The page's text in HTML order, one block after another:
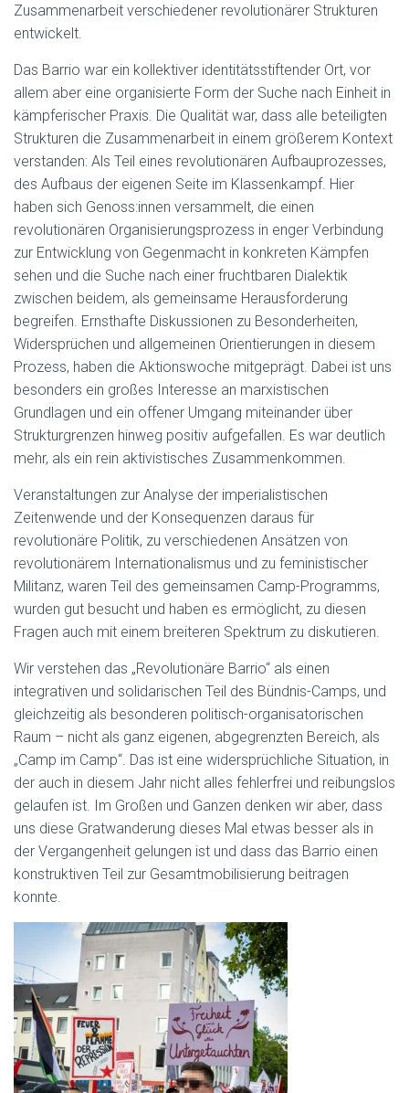
Zusammenarbeit verschiedener revolutionärer Strukturen
entwickelt.
Das Barrio war ein kollektiver identitätsstiftender Ort, vor
allem aber eine organisierte Form der Suche nach Einheit in
kämpferischer Praxis. Die Qualität war, dass alle beteiligten
Strukturen die Zusammenarbeit in einem größerem Kontext
verstanden: Als Teil eines revolutionären Aufbauprozesses,
des Aufbaus der eigenen Seite im Klassenkampf. Hier
haben sich Genoss:innen versammelt, die einen
revolutionären Organisierungsprozess in enger Verbindung
zur Entwicklung von Gegenmacht in konkreten Kämpfen
sehen und die Suche nach einer fruchtbaren Dialektik
zwischen beidem, als gemeinsame Herausforderung
begreifen. Ernsthafte Diskussionen zu Besonderheiten,
Widersprüchen und allgemeinen Orientierungen in diesem
Prozess, haben die Aktionswoche mitgeprägt. Dabei ist uns
besonders ein großes Interesse an marxistischen
Grundlagen und ein offener Umgang miteinander über
Strukturgrenzen hinweg positiv aufgefallen. Es war deutlich
mehr, als ein rein aktivistisches Zusammenkommen.
Veranstaltungen zur Analyse der imperialistischen
Zeitenwende und der Konsequenzen daraus für
revolutionäre Politik, zu verschiedenen Ansätzen von
revolutionärem Internationalismus und zu feministischer
Militanz, waren Teil des gemeinsamen Camp-Programms,
wurden gut besucht und haben es ermöglicht, zu diesen
Fragen auch mit einem breiteren Spektrum zu diskutieren.
Wir verstehen das „Revolutionäre Barrio“ als einen
integrativen und solidarischen Teil des Bündnis-Camps, und
gleichzeitig als besonderen politisch-organisatorischen
Raum – nicht als ganz eigenen, abgegrenzten Bereich, als
„Camp im Camp“. Das ist eine widersprüchliche Situation, in
der auch in diesem Jahr nicht alles fehlerfrei und reibungslos
gelaufen ist. Im Großen und Ganzen denken wir aber, dass
uns diese Gratwanderung dieses Mal etwas besser als in
der Vergangenheit gelungen ist und dass das Barrio einen
konstruktiven Teil zur Gesamtmobilisierung beitragen
konnte.